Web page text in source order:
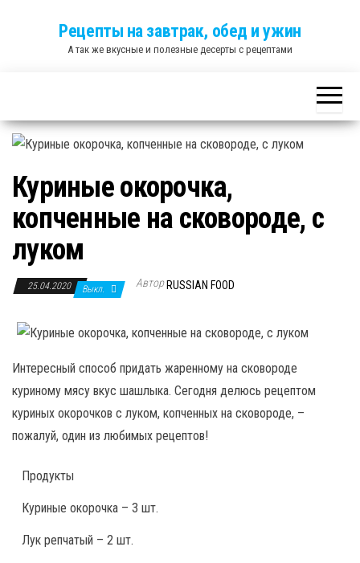
Рецепты на завтрак, обед и ужин
А так же вкусные и полезные десерты с рецептами
Куриные окорочка,
копченные на сковороде, с
луком
25.04.2020 Выкл. Автор RUSSIAN FOOD
Интересный способ придать жаренному на сковороде
куриному мясу вкус шашлыка. Сегодня делюсь рецептом
куриных окорочков с луком, копченных на сковороде, –
пожалуй, один из любимых рецептов!
Продукты
Куриные окорочка – 3 шт.
Лук репчатый – 2 шт.